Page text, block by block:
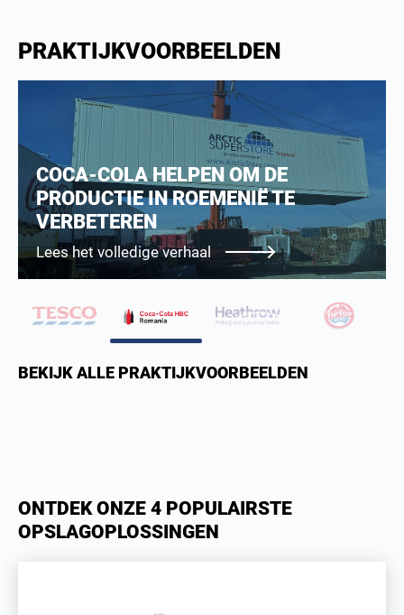
PRAKTIJKVOORBEELDEN
EEN TITAN KOEL’MAGAZIJN’ OM
VOEDSEL VEILIG OP TE SLAAN OP
HEATHROW
Lees het volledige verhaal
BEKIJK ALLE PRAKTIJKVOORBEELDEN
ONTDEK ONZE 4 POPULAIRSTE
OPSLAGOPLOSSINGEN